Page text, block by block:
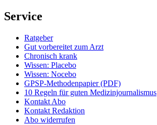
Service
Ratgeber
Gut vorbereitet zum Arzt
Chronisch krank
Wissen: Placebo
Wissen: Nocebo
GPSP-Methodenpapier (PDF)
10 Regeln für guten Medizinjournalismus
Kontakt Abo
Kontakt Redaktion
Abo widerrufen